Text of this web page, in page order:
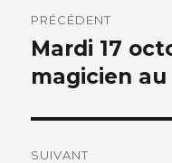
de
l’article
PRÉCÉDENT
Article
précédent :
Mardi 17
magicien
SUIVANT